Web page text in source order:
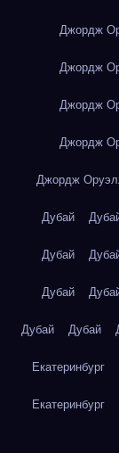
Джордж
Джордж
Джордж
Джордж
Джордж
Дубай
Дубай
Дубай
Дубай Дубай
Екатеринбург
Екатеринбург